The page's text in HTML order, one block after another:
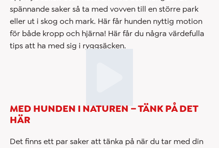
spännande saker så ta med vovven till en större park
eller ut i skog och mark. Här får hunden nyttig motion
för både kropp och hjärna! Här får du några värdefulla
tips att ha med sig i ryggsäcken.
MED HUNDEN I NATUREN – TÄNK PÅ DET
HÄR
Det finns ett par saker att tänka på när du tar med din